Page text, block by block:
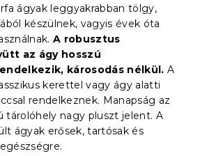
ágyak leggyakrabban tölgy,
készülnek, vagyis évek óta
A robusztus
az ágy hosszú
károsodás nélkül. A
kerettel vagy ágy alatti
rendelkeznek. Manapság az
tárolóhely nagy pluszt jelent. A
ágyak erősek, tartósak és